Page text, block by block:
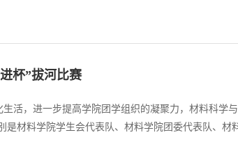
习方法、保研经验，讲述在太原理工大学的三年求
杯”拔河比赛
活，进一步提高学院团学组织的凝聚力，材料科学
是材料学院学生会代表队、材料学院团委代表队、
足了劲，咬紧牙关往后拉，各个组织也成立了啦啦